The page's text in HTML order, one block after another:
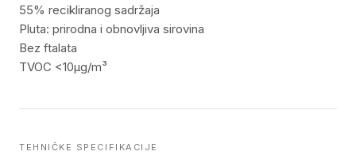
55% recikliranog sadržaja
Pluta: prirodna i obnovljiva sirovina
Bez ftalata
TVOC <10µg/m³
TEHNIČKE SPECIFIKACIJE